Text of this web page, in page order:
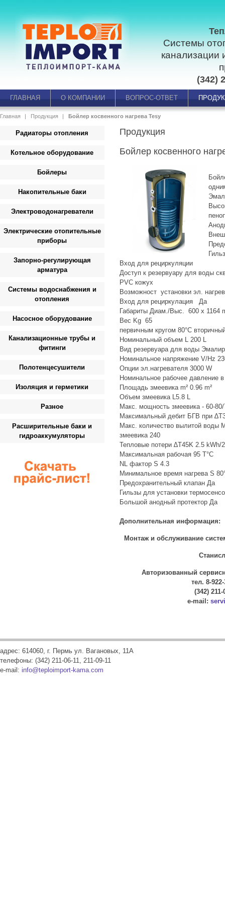
Системы
канализации
(342)
ГЛАВНАЯ О КОМПАНИИ ВОПРОС-ОТВЕТ
Главная Продукция Бойлер косвенного нагрева Tesy
Продукция
Бойлер косвенного
Вход для рециркуляции
Доступ к резервуару для воды
PVC кожух
Возможност установки эл.
Вход для рециркулация Да
Габариты Диам./Выс. 600 x 1164
Вес Kg 65
первичным кругом 80°C
Номинальный объем L 200 L
Вид резервуара для воды
Номинальное напряжение V/Hz
Опции эл.нагревателя 3000 W
Номинальное рабочее давление
Площадь змеевика m² 0.96 m²
Объем змеевика L5.8 L
Макс. мощность змеевика - 60-80/
Максимальный дебит БГВ при
Макс. количество вылитой воды
змеевика 240
Тепловые потери ∆T45K 2.5 kWh/
Максимальная рабочая 95 T°C
NL фактор S 4.3
Минимальное время нагрева S
Предохранительный клапан Да
Гильзы для установки
Большой анодный протектор Да
Дополнительная информация:
Монтаж и обслуживание
Авторизованный
тел. 8-
(342) 211-
e-mail:
Радиаторы отопления
Котельное оборудование
Бойлеры
Накопительные баки
Электроводонагреватели
Электрические отопительные
приборы
Запорно-регулирующая
арматура
Системы водоснабжения и
отопления
Насосное оборудование
Канализационные трубы и
фитинги
Полотенцесушители
Изоляция и герметики
Разное
Расширительные баки и
гидроаккумуляторы
адрес: 614060, г. Пермь ул. Вагановых, 11А
телефоны: (342) 211-06-11, 211-09-11
e-mail: info@teploimport-kama.com